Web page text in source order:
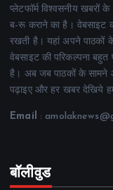
प्लेटफॉर्म विश्वसनीय खबरों
ब-रू कराने का है। वेबसाइट
रखती है। यहां अपने पाठकों
वेबसाइट की परिकल्पना
है। अब जब पाठकों के सामने
पढ़ाइए और हर खबर देखिये
Email :
बॉलीवुड